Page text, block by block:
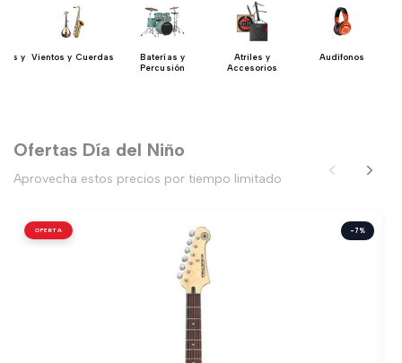
y
Vientos y Cuerdas
Baterías y
Percusión
Atriles y
Accesorios
Audífonos
Ofertas Día del Niño
Aprovecha estos precios por tiempo limitado
OFERTA -7%